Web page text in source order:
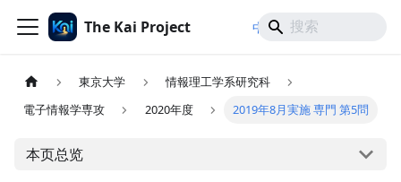
The Kai Project 中文/ 日本語
東京大学
情報理工学系研究科
電子情報学専攻
2020年度 2019年8月実施 専門 第5問
本页总览